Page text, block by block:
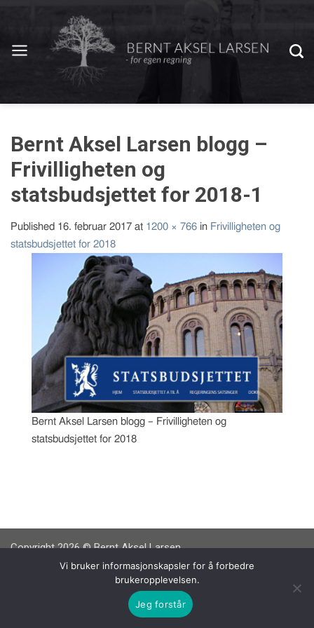
Bernt Aksel Larsen blogg –
Frivilligheten og
statsbudsjettet for 2018-1
Published 16. februar 2017 at 1200 × 766 in Frivilligheten og
statsbudsjettet for 2018
Bernt Aksel Larsen blogg – Frivilligheten og
statsbudsjettet for 2018
Copyright 2026 © Bernt Aksel Larsen
Vi bruker informasjonskapsler for å forbedre
brukeropplevelsen.
Jeg forstår